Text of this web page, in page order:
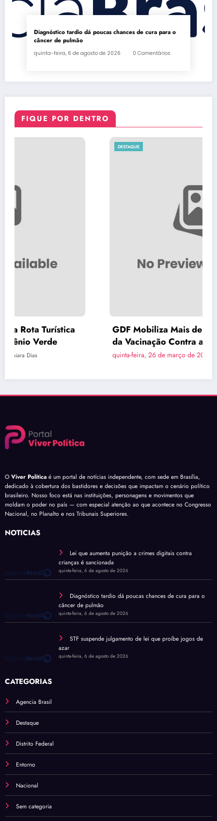
Diagnóstico tardio dá poucas chances de cura para o
câncer de pulmão
quinta-feira, 6 de agosto de 2026 0 Comentários
FIQUE POR DENTRO
GDF Mobiliza Mais de 100 Postos para Início
da Vacinação Contra a Gripe; Saiba Quem
Pode se Imunizar
quinta-feira, 26 de março de 2026 Naiara Dias
O Viver Política é um portal de notícias independente, com sede em Brasília,
dedicado à cobertura dos bastidores e decisões que impactam o cenário político
brasileiro. Nosso foco está nas instituições, personagens e movimentos que
moldam o poder no país — com especial atenção ao que acontece no Congresso
Nacional, no Planalto e nos Tribunais Superiores.
NOTÍCIAS
Lei que aumenta punição a crimes digitais contra
crianças é sancionada
quinta-feira, 6 de agosto de 2026
Diagnóstico tardio dá poucas chances de cura para o
câncer de pulmão
quinta-feira, 6 de agosto de 2026
STF suspende julgamento de lei que proíbe jogos de
azar
quinta-feira, 6 de agosto de 2026
CATEGORIAS
Agencia Brasil
Destaque
Distrito Federal
Entorno
Nacional
Sem categoria